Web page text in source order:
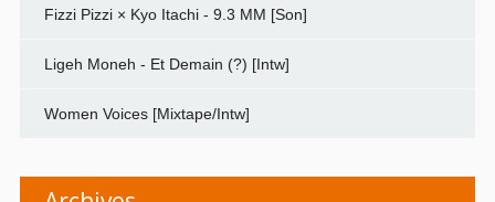
Fizzi Pizzi × Kyo Itachi - 9.3 MM [Son]
Ligeh Moneh - Et Demain (?) [Intw]
Women Voices [Mixtape/Intw]